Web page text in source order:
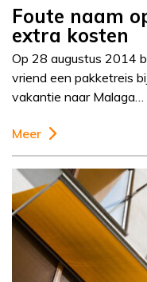
Foute naam
extra kosten
Op 28 augustus 2014
vriend een pakketreis
vakantie naar Malaga…
Meer